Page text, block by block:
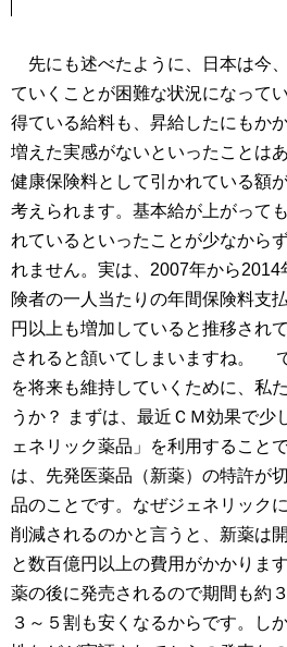
先にも述べたように、日本は今
ていくことが困難な状況になって
得ている給料も、昇給したにもか
増えた実感がないといったことは
健康保険料として引かれている額
考えられます。基本給が上がって
れているといったことが少なから
れません。実は、2007年から2014
険者の一人当たりの年間保険料支
円以上も増加していると推移され
されると頷いてしまいますね。
で
を将来も維持していくために、私
うか？
まずは、最近ＣＭ効果で少
ェネリック薬品」を利用すること
は、先発医薬品（新薬）の特許が
品のことです。なぜジェネリック
削減されるのかと言うと、新薬は
と数百億円以上の費用がかかりま
薬の後に発売されるので期間も約
３～５割も安くなるからです。し